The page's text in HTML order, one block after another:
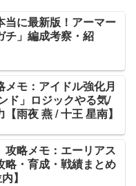
当に最新版！アーマー
チ」編成考察・紹
メモ：アイドル強化月
ド」ロジックやる気/
雨夜 燕 / 十王 星南】
攻略メモ：エーリアス
略・育成・戦績まとめ
】